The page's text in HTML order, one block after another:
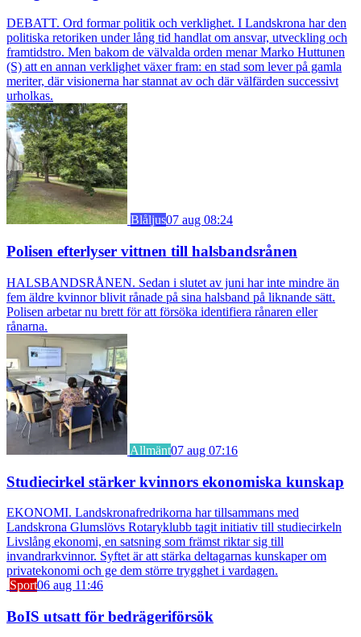
DEBATT. Ord formar politik och verklighet. I Landskrona har den
politiska retoriken under lång tid handlat om ansvar, utveckling och
framtidstro. Men bakom de välvalda orden menar Marko Huttunen
(S) att en annan verklighet växer fram: en stad som lever på gamla
meriter, där visionerna har stannat av och där välfärden successivt
urholkas.
Blåljus07 aug 08:24
Polisen efterlyser vittnen till halsbandsrånen
HALSBANDSRÅNEN. Sedan i slutet av juni har inte mindre än
fem äldre kvinnor blivit rånade på sina halsband på liknande sätt.
Polisen arbetar nu brett för att försöka identifiera rånaren eller
rånarna.
Allmänt07 aug 07:16
Studiecirkel stärker kvinnors ekonomiska kunskap
EKONOMI. Landskronafredrikorna har tillsammans med
Landskrona Glumslövs Rotaryklubb tagit initiativ till studiecirkeln
Livslång ekonomi, en satsning som främst riktar sig till
invandrarkvinnor. Syftet är att stärka deltagarnas kunskaper om
privatekonomi och ge dem större trygghet i vardagen.
Sport06 aug 11:46
BoIS utsatt för bedrägeriförsök